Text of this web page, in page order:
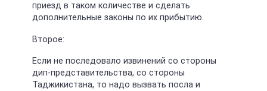
приезд в таком количестве и сделать
дополнительные законы по их прибытию.
Второе:
Если не последовало извинений со стороны
дип-представительства, со стороны
Таджикистана, то надо вызвать посла и